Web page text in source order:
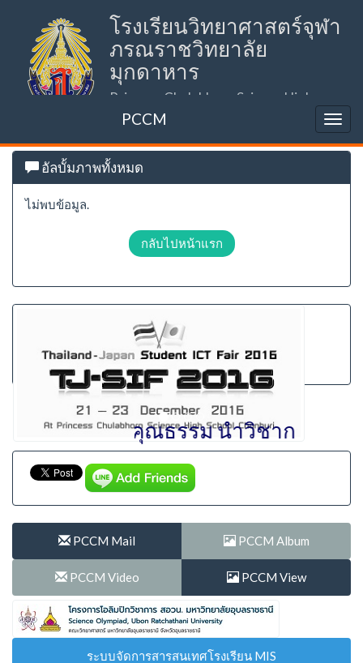
โรงเรียนวิทยาศาสตร์จุฬา
ภรณราชวิทยาลัย
มุกดาหาร
Princess Chulabhorn Science High
School Mukdahan (PCSHSM)
PCCM
อัลบั้มภาพทั้งหมด
ไม่พบข้อมูล.
กลับไปหน้าแรก
รักษ์ศักดิ์ศรี มีคุณธรรม นำวิชาการ สื
PCCM Mail PCCM Album
PCCM Video PCCM View
ระบบจัดการสารสนเทศโรงเรียน MIS